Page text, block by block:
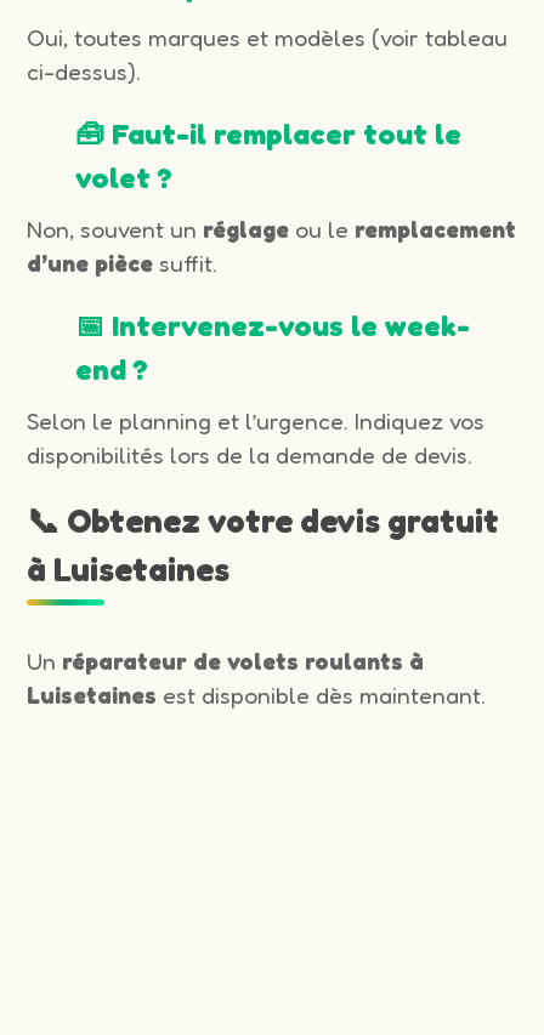
Oui, toutes marques et modèles (voir tableau
ci-dessus).
🧰 Faut-il remplacer tout le
volet ?
Non, souvent un réglage ou le remplacement
d’une pièce suffit.
📅 Intervenez-vous le week-
end ?
Selon le planning et l’urgence. Indiquez vos
disponibilités lors de la demande de devis.
📞 Obtenez votre devis gratuit
à Luisetaines
Un réparateur de volets roulants à
Luisetaines est disponible dès maintenant.